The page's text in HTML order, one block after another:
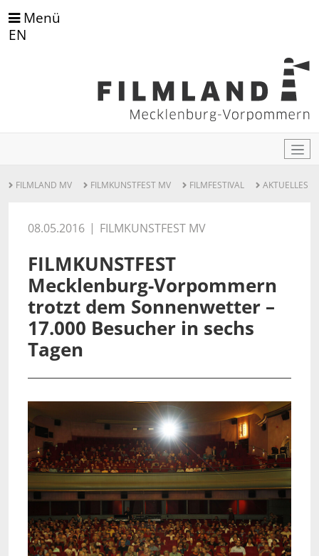
Menü
EN
FILMLAND MV FILMKUNSTFEST MV FILMFESTIVAL AKTUELLES
08.05.2016 FILMKUNSTFEST MV
FILMKUNSTFEST
Mecklenburg-Vorpommern
trotzt dem Sonnenwetter –
17.000 Besucher in sechs
Tagen